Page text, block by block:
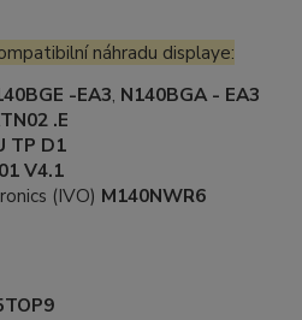
náhradu displaye:
-EA3, N140BGA - EA3
.E
TP D1
V4.1
(IVO) M140NWR6